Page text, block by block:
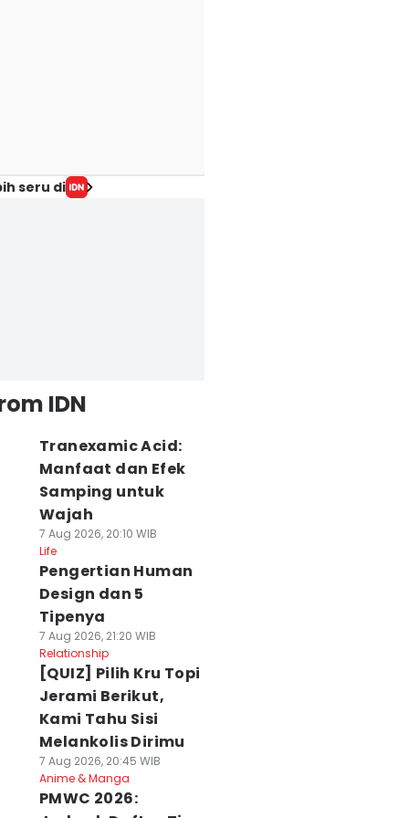
2026, 22:07 WIB
07 Agu 2026, 22:04 WIB
seru di
IDN
Tranexamic Acid:
Manfaat dan Efek
Samping untuk
Wajah
7 Aug 2026, 20:10 WIB
Life
Pengertian Human
Design dan 5
Tipenya
7 Aug 2026, 21:20 WIB
Relationship
[QUIZ] Pilih Kru Topi
Jerami Berikut,
Kami Tahu Sisi
Melankolis Dirimu
7 Aug 2026, 20:45 WIB
Anime & Manga
PMWC 2026: